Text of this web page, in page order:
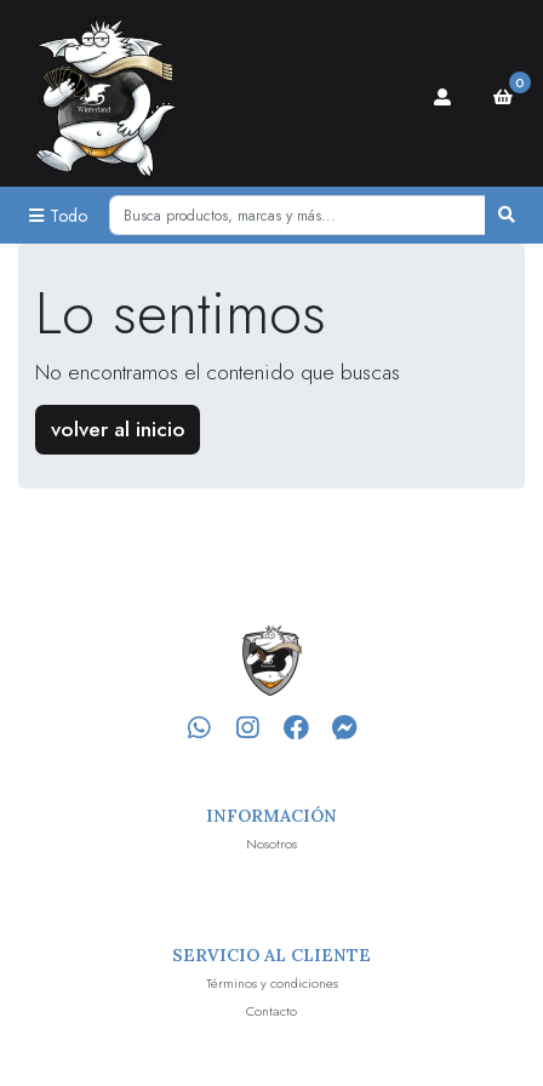
Todo
0
Lo sentimos
No encontramos el contenido que buscas
volver al inicio
INFORMACIÓN
Nosotros
SERVICIO AL CLIENTE
Términos y condiciones
Contacto